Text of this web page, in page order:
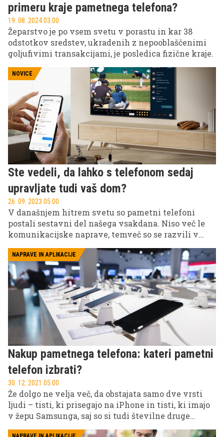
primeru kraje pametnega telefona?
19. 08. 2024 03.00
Žeparstvo je po vsem svetu v porastu in kar 38
odstotkov sredstev, ukradenih z nepooblaščenimi
goljufivimi transakcijami, je posledica fizične kraje.
NOVICE
Ste vedeli, da lahko s telefonom sedaj
upravljate tudi vaš dom?
26. 09. 2023 05.00
V današnjem hitrem svetu so pametni telefoni
postali sestavni del našega vsakdana. Niso več le
komunikacijske naprave, temveč so se razvili v
zmogljiva orodja, ki nas povezujejo s svetom in
izboljšujejo naše vsakodnevne izkušnje.
NAPRAVE IN APLIKACIJE
Nakup pametnega telefona: kateri pametni
telefon izbrati?
30. 12. 2021 05.00
Že dolgo ne velja več, da obstajata samo dve vrsti
ljudi – tisti, ki prisegajo na iPhone in tisti, ki imajo
v žepu Samsunga, saj so si tudi številne druge